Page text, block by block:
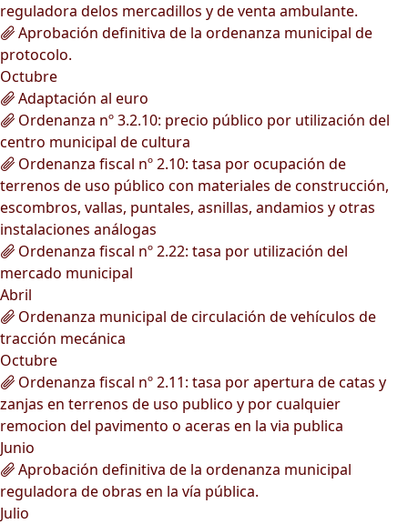
reguladora delos mercadillos y de venta ambulante.
Aprobación definitiva de la ordenanza municipal de
protocolo.
Octubre
Adaptación al euro
Ordenanza nº 3.2.10: precio público por utilización del
centro municipal de cultura
Ordenanza fiscal nº 2.10: tasa por ocupación de
terrenos de uso público con materiales de construcción,
escombros, vallas, puntales, asnillas, andamios y otras
instalaciones análogas
Ordenanza fiscal nº 2.22: tasa por utilización del
mercado municipal
Abril
Ordenanza municipal de circulación de vehículos de
tracción mecánica
Octubre
Ordenanza fiscal nº 2.11: tasa por apertura de catas y
zanjas en terrenos de uso publico y por cualquier
remocion del pavimento o aceras en la via publica
Junio
Aprobación definitiva de la ordenanza municipal
reguladora de obras en la vía pública.
Julio